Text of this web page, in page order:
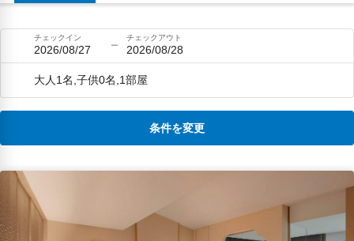
チェックイン
2026/08/27
チェックアウト
2026/08/28
大人1名,子供0名,1部屋
条件を変更